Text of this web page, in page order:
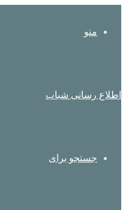
منو
اطلاع رسانی شباب
جستجو برای